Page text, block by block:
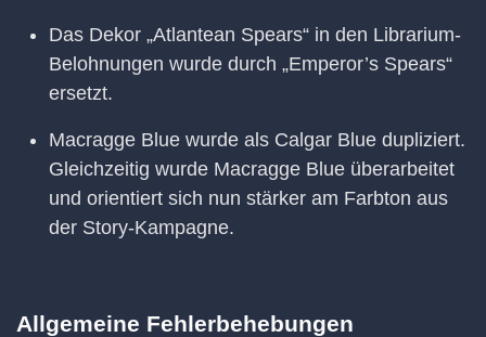
Das Dekor „Atlantean Spears“ in den Librarium-
Belohnungen wurde durch „Emperor’s Spears“
ersetzt.
Macragge Blue wurde als Calgar Blue dupliziert.
Gleichzeitig wurde Macragge Blue überarbeitet
und orientiert sich nun stärker am Farbton aus
der Story-Kampagne.
Allgemeine Fehlerbehebungen